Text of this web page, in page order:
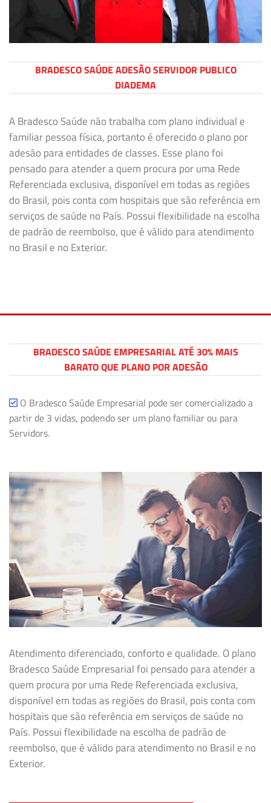
BRADESCO SAÚDE ADESÃO SERVIDOR PUBLICO
DIADEMA
A Bradesco Saúde não trabalha com plano individual e
familiar pessoa física, portanto é oferecido o plano por
adesão para entidades de classes. Esse plano foi
pensado para atender a quem procura por uma Rede
Referenciada exclusiva, disponível em todas as regiões
do Brasil, pois conta com hospitais que são referência em
serviços de saúde no País. Possui flexibilidade na escolha
de padrão de reembolso, que é válido para atendimento
no Brasil e no Exterior.
BRADESCO SAÚDE EMPRESARIAL ATÉ 30% MAIS
BARATO QUE PLANO POR ADESÃO
O Bradesco Saúde Empresarial pode ser comercializado a
partir de 3 vidas, podendo ser um plano familiar ou para
Servidors.
Atendimento diferenciado, conforto e qualidade. O plano
Bradesco Saúde Empresarial foi pensado para atender a
quem procura por uma Rede Referenciada exclusiva,
disponível em todas as regiões do Brasil, pois conta com
hospitais que são referência em serviços de saúde no
País. Possui flexibilidade na escolha de padrão de
reembolso, que é válido para atendimento no Brasil e no
Exterior.